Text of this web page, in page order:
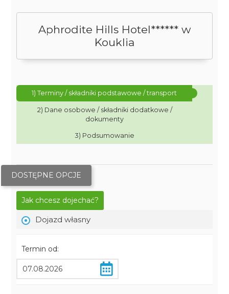
Aphrodite Hills Hotel****** w
Kouklia
1) Terminy / składniki podstawowe / transport
2) Dane osobowe / składniki dodatkowe /
dokumenty
3) Podsumowanie
DOSTĘPNE OPCJE
Jak chcesz dojechać?
Dojazd własny
Termin od: